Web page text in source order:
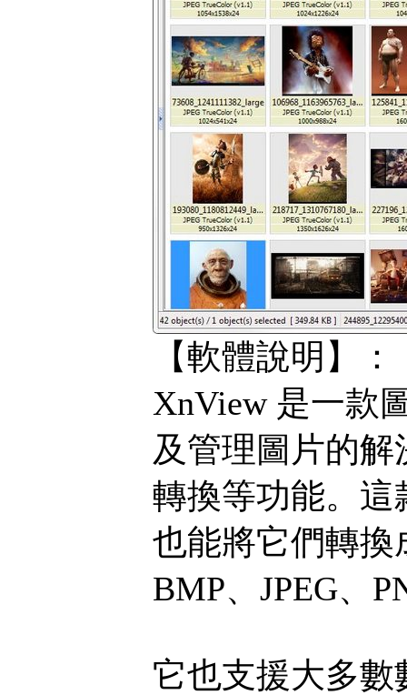
【軟體說明】：
XnView 是一款
及管理圖片的
轉換等功能。這
也能將它們轉換
BMP、JPEG、
它也支援大多